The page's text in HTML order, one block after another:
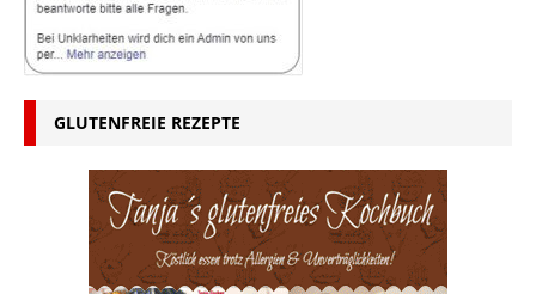
GLUTENFREIE REZEPTE